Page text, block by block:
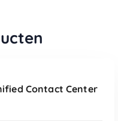
Contact Center